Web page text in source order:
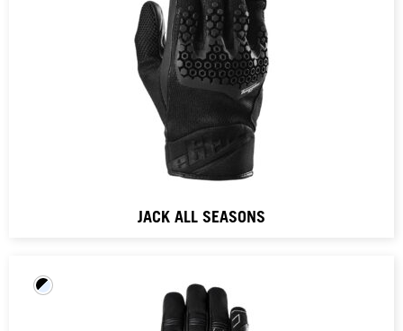
JACK ALL SEASONS